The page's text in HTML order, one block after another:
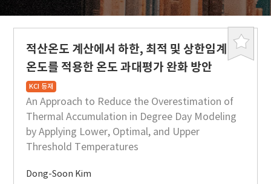
북
적산온도 계산에서 하한, 최적 및 상한임계
온도를 적용한 온도 과대평가 완화 방안
KCI 등재
An Approach to Reduce the Overestimation of
Thermal Accumulation in Degree Day Modeling
by Applying Lower, Optimal, and Upper
Threshold Temperatures
Dong-Soon Kim